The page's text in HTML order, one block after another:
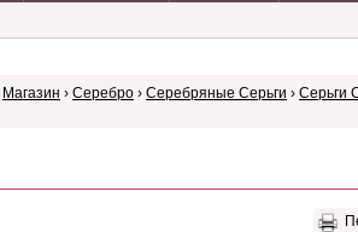
Магазин › Серебро › Серебряные Серьги › Серьги